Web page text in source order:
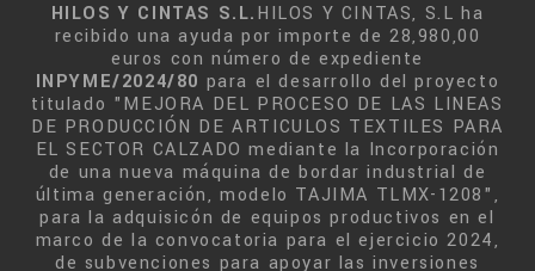
HILOS Y CINTAS S.L.HILOS Y CINTAS, S.L ha
recibido una ayuda por importe de 28,980,00
euros con número de expediente
INPYME/2024/80 para el desarrollo del proyecto
titulado "MEJORA DEL PROCESO DE LAS LINEAS
DE PRODUCCIÓN DE ARTICULOS TEXTILES PARA
EL SECTOR CALZADO mediante la Incorporación
de una nueva máquina de bordar industrial de
última generación, modelo TAJIMA TLMX-1208",
para la adquisicón de equipos productivos en el
marco de la convocatoria para el ejercicio 2024,
de subvenciones para apoyar las inversiones